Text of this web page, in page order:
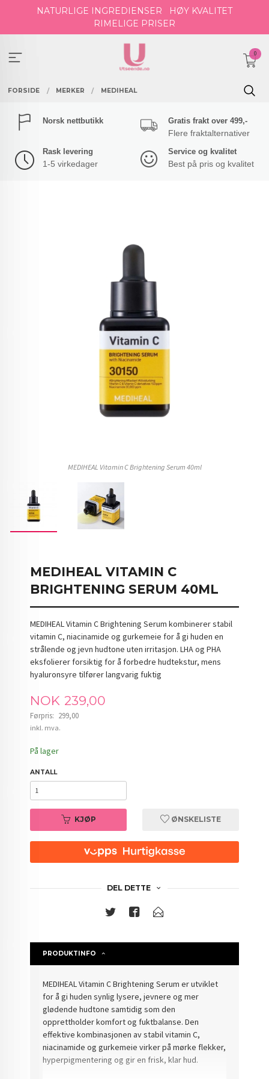
NATURLIGE INGREDIENSER
HØY KVALITET
RIMELIGE PRISER
0
FORSIDE MERKER MEDIHEAL
Norsk nettbutikk Gratis frakt over 499,-
Flere fraktalternativer
Rask levering
1-5 virkedager
Service og kvalitet
Best på pris og kvalitet
MEDIHEAL Vitamin C Brightening Serum 40ml
MEDIHEAL VITAMIN C
BRIGHTENING SERUM 40ML
MEDIHEAL Vitamin C Brightening Serum kombinerer stabil
vitamin C, niacinamide og gurkemeie for å gi huden en
strålende og jevn hudtone uten irritasjon. LHA og PHA
eksfolierer forsiktig for å forbedre hudtekstur, mens
hyaluronsyre tilfører langvarig fuktig
Tilbud
NOK 239,00
Førpris: 299,00
Rabatt
inkl. mva.
På lager
ANTALL
KJØP ØNSKELISTE
DEL DETTE
PRODUKTINFO
MEDIHEAL Vitamin C Brightening Serum er utviklet
for å gi huden synlig lysere, jevnere og mer
glødende hudtone samtidig som den
opprettholder komfort og fuktbalanse. Den
effektive kombinasjonen av stabil vitamin C,
niacinamide og gurkemeie virker på mørke flekker,
hyperpigmentering og gir en frisk, klar hud.